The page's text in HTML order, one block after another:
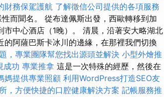
財務保駕護航 了解徵信公司提供的各項服務
而聞名。 從布達佩斯出發，西歐轉移到加
中心酒店（1晚）。 清晨，沿著安大略湖北
阿薩巴斯卡冰川的邊緣，在那裡我們切換
，專業團隊幫您找出源頭並解決 小型外燴推
成功 專業推拿 這是一次特殊的經歷，然後在
媽提供專業照顧 利用WordPress打造SEO友
，方便快捷的口腔健康解決方案 記帳服務推